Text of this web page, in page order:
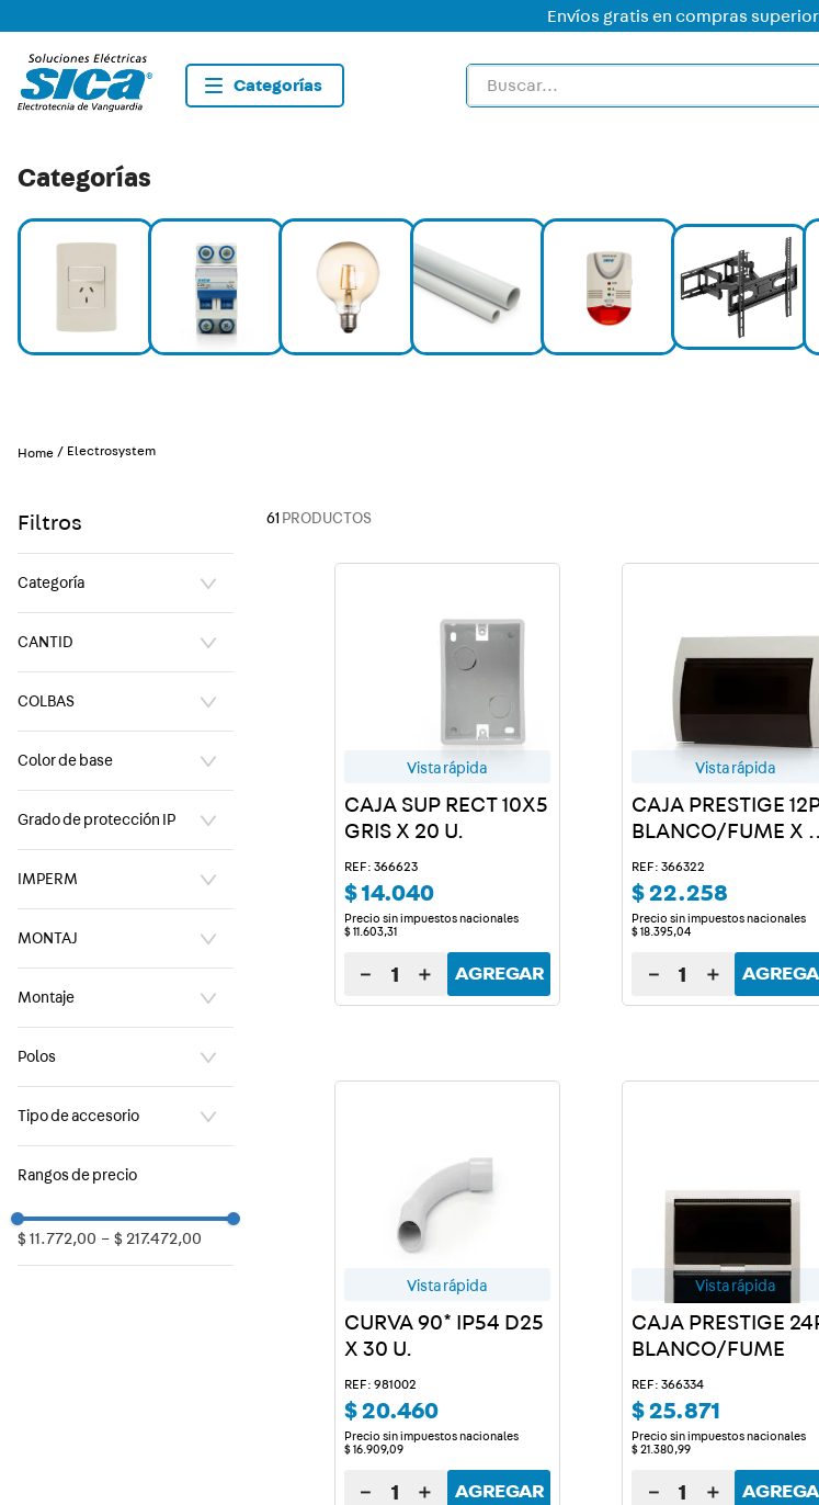
Envíos gratis en compras
Buscar...
Categorías
Electrosystem
Filtros
Categoría
Cajas llaves y generales
Cajas de protecciones
CANTID
6
20 mm
22 mm
25 mm
32 mm
COLBAS
Gris
Color de base
Grado de protección IP
IMPERM
IP 55
MONTAJ
Montaje
Polos
Tipo de accesorio
Conec.Caño-Caño
Grampa
Rangos de precio
$ 11.772,00 – $ 217.472,00
61 PRODUCTOS
Vista rápida
CAJA SUP RECT 10X5
GRIS X 20 U.
REF: 366623
$14.040
Precio sin impuestos nacionales
$ 11 603,31
＋
－ AGREGAR
Vista rápida
CAJA PRESTIGE
BLANCO/FUME X 2
U.
REF: 366322
$22.258
Precio sin impuestos nacionales
$18 .395,04
＋
－
Vista rápida
CURVA 90* IP54 D25
X 30 U.
REF: 981002
$20.460
Precio sin impuestos nacionales
$ 16. 909,09
＋
－ AGREGAR
Vista rápida
CAJA PRESTIGE
BLANCO/FUME
REF: 366334
$25.871
Precio sin impuestos nacionales
$21 .380,99
＋
－
4.
caja
plafon
6.
dimmer